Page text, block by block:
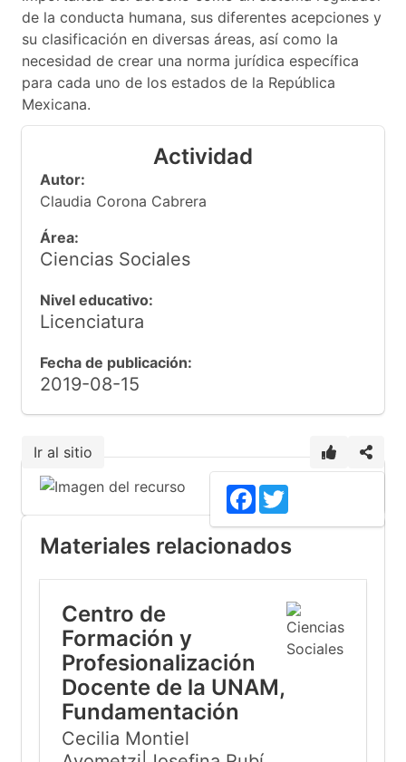
de la conducta humana, sus diferentes acepciones y
su clasificación en diversas áreas, así como la
necesidad de crear una norma jurídica específica
para cada uno de los estados de la República
Mexicana.
Actividad
Autor:
Claudia Corona Cabrera
Área:
Ciencias Sociales
Nivel educativo:
Licenciatura
Fecha de publicación:
2019-08-15
Ir al sitio
Facebook
Materiales relacionados
Centro de
Formación y
Profesionalización
Docente de la UNAM,
Fundamentación
Cecilia Montiel